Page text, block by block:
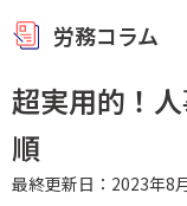
労務コラム
超実用的！
順
最終更新日：2023年8